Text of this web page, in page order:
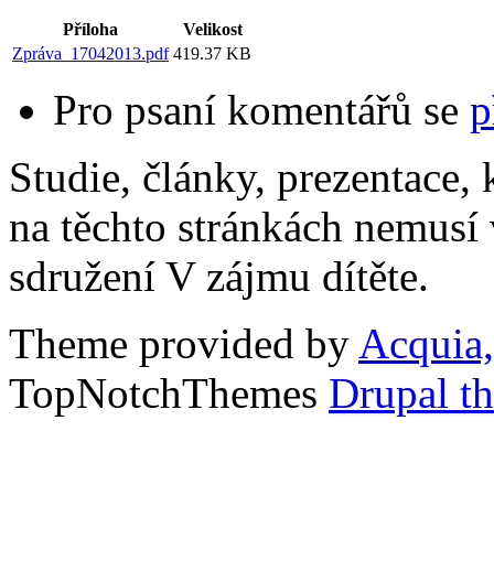
Příloha
Velikost
Zpráva_17042013.pdf 419.37 KB
Pro psaní komentářů se
Studie, články,
na těchto stránkách
sdružení V zájmu dítěte.
Theme provided by
TopNotchThemes Drupal